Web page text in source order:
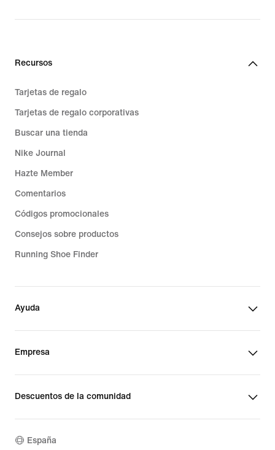
Recursos
Tarjetas de regalo
Tarjetas de regalo corporativas
Buscar una tienda
Nike Journal
Hazte Member
Comentarios
Códigos promocionales
Consejos sobre productos
Running Shoe Finder
Ayuda
Empresa
Descuentos de la comunidad
España